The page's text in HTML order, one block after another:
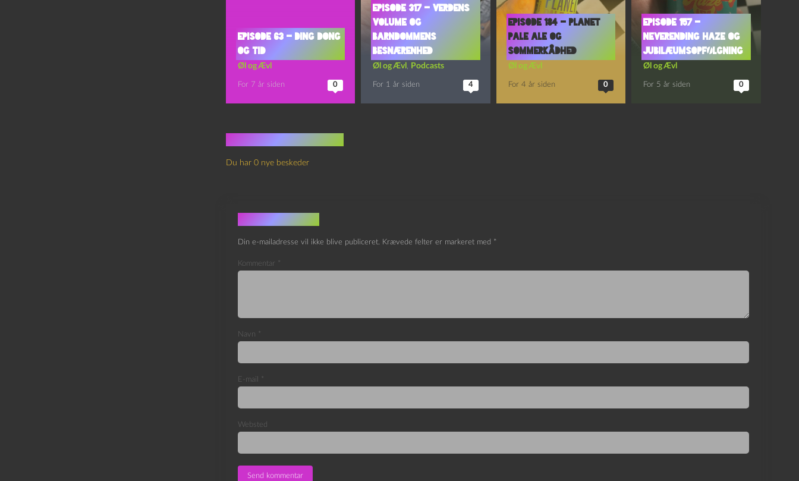
Episode 63 – Ding Dong
og Tid
Øl og Ævl
For 7 år siden 0
Episode 317 – Verdens
Volume og
Barndommens
Besnærenhed
Øl og Ævl , Podcasts
For 1 år siden 4
Episode 184 – Planet
Pale Ale og
Sommerkådhed
Øl og Ævl
For 4 år siden 0
Episode 157 –
Neverending Haze og
Jubilæumsopfølgning
Øl og Ævl
For 5 år siden 0
Du har 0 nye beskeder
Skriv et svar
Din e-mailadresse vil ikke blive publiceret. Krævede felter er markeret med *
Kommentar *
Navn *
E-mail *
Websted